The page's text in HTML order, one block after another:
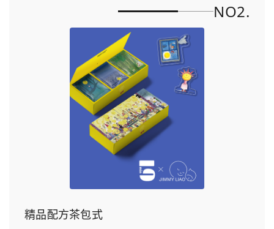
NO2.
精品配方茶包式